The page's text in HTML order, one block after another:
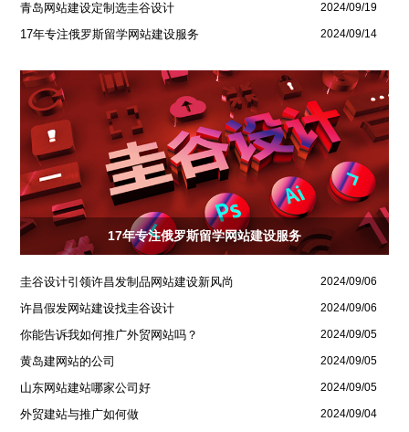
青岛网站建设定制选圭谷设计 2024/09/19
17年专注俄罗斯留学网站建设服务 2024/09/14
17年专注俄罗斯留学网站建设服务
圭谷设计引领许昌发制品网站建设新风尚 2024/09/06
许昌假发网站建设找圭谷设计 2024/09/06
你能告诉我如何推广外贸网站吗？ 2024/09/05
黄岛建网站的公司 2024/09/05
山东网站建站哪家公司好 2024/09/05
外贸建站与推广如何做 2024/09/04